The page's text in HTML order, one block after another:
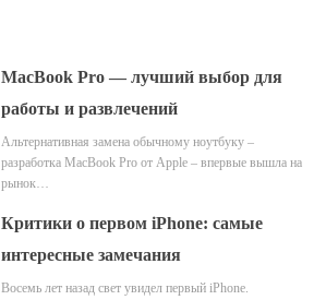
MacBook Pro — лучший выбор для
работы и развлечений
Альтернативная замена обычному ноутбуку –
разработка MacBook Pro от Apple – впервые вышла на
рынок…
Критики о первом iPhone: самые
интересные замечания
Восемь лет назад свет увидел первый iPhone.